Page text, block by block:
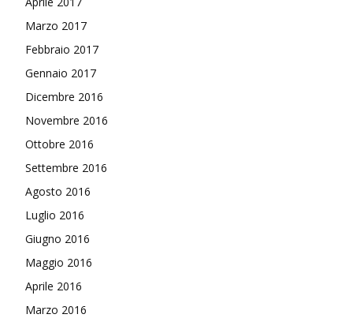
Marzo 2017
Febbraio 2017
Gennaio 2017
Dicembre 2016
Novembre 2016
Ottobre 2016
Settembre 2016
Agosto 2016
Luglio 2016
Giugno 2016
Maggio 2016
Aprile 2016
Marzo 2016